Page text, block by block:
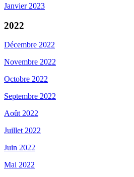
Janvier 2023
2022
Décembre 2022
Novembre 2022
Octobre 2022
Septembre 2022
Août 2022
Juillet 2022
Juin 2022
Mai 2022